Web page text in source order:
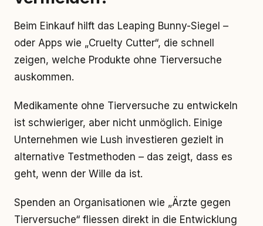
Beim Einkauf hilft das Leaping Bunny-Siegel –
oder Apps wie „Cruelty Cutter“, die schnell
zeigen, welche Produkte ohne Tierversuche
auskommen.
Medikamente ohne Tierversuche zu entwickeln
ist schwieriger, aber nicht unmöglich. Einige
Unternehmen wie Lush investieren gezielt in
alternative Testmethoden – das zeigt, dass es
geht, wenn der Wille da ist.
Spenden an Organisationen wie „Ärzte gegen
Tierversuche“ fliessen direkt in die Entwicklung